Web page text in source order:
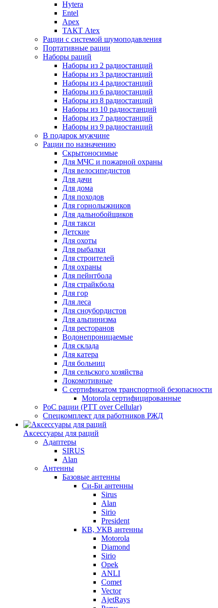
Hytera
Entel
Apex
ТАКТ Atex
Рации с системой шумоподавления
Портативные рации
Наборы раций
Наборы из 2 радиостанций
Наборы из 3 радиостанций
Наборы из 4 радиостанций
Наборы из 6 радиостанций
Наборы из 8 радиостанций
Наборы из 10 радиостанций
Наборы из 7 радиостанций
Наборы из 9 радиостанций
В подарок мужчине
Рации по назначению
Скрытоносимые
Для МЧС и пожарной охраны
Для велосипедистов
Для дачи
Для дома
Для походов
Для горнолыжников
Для дальнобойщиков
Для такси
Детские
Для охоты
Для рыбалки
Для строителей
Для охраны
Для пейнтбола
Для страйкбола
Для гор
Для леса
Для сноубордистов
Для альпинизма
Для ресторанов
Водонепроницаемые
Для склада
Для катера
Для больниц
Для сельского хозяйства
Локомотивные
С сертификатом транспортной безопасности
Motorola сертифицированные
PoC рации (PTT over Cellular)
Спецкомплект для работников РЖД
Аксессуары для раций
Адаптеры
SIRUS
Alan
Антенны
Базовые антенны
Си-Би антенны
Sirus
Alan
Sirio
President
КВ, УКВ антенны
Motorola
Diamond
Sirio
Opek
ANLI
Comet
Vector
AjetRays